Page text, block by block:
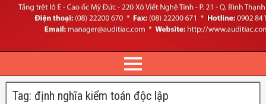
Tag: định nghĩa kiểm toán độc lập